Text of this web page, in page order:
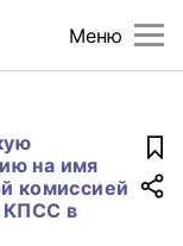
Меню
на имя
комиссией
КПСС в